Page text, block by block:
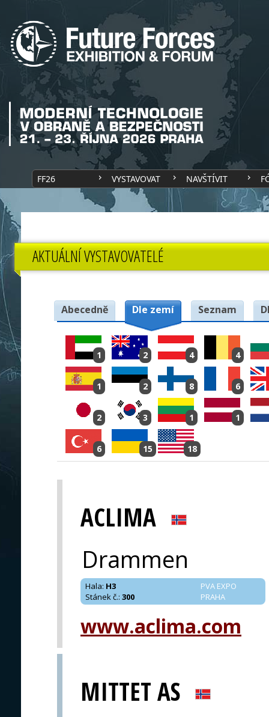
FF26 VYSTAVOVAT NAVŠTÍVIT
AKTUÁLNÍ VYSTAVOVATELÉ
Abecedně Dle zemí Seznam
1 2 4 4
1 2 8 6
2 3 1 1
6 15 18
ACLIMA
Drammen
PVA EXPO
PRAHA
Hala: H3
Stánek č.: 300
www.aclima.com
MITTET AS